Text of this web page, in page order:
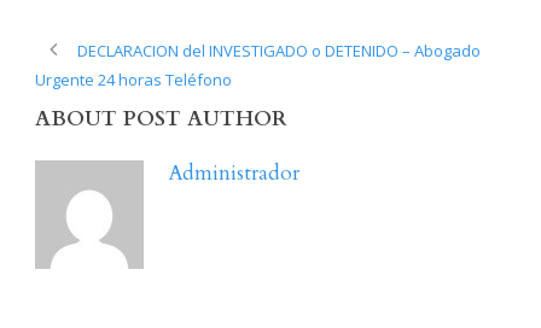
DECLARACION del INVESTIGADO o DETENIDO – Abogado
Urgente 24 horas Teléfono
ABOUT POST AUTHOR
Administrador